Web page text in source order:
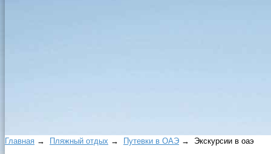
Главная → Пляжный отдых → Путевки в ОАЭ → Экcкуpcии в оаэ